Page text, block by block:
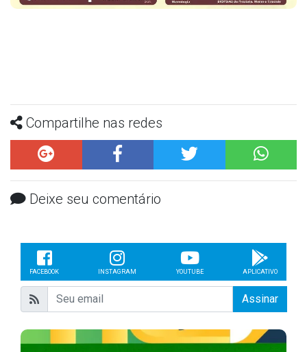
Compartilhe nas redes
Deixe seu comentário
FACEBOOK INSTAGRAM YOUTUBE APLICATIVO
Assinar